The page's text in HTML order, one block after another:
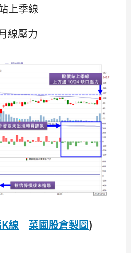
上季線
線壓力
線 菜圃股倉製圖)